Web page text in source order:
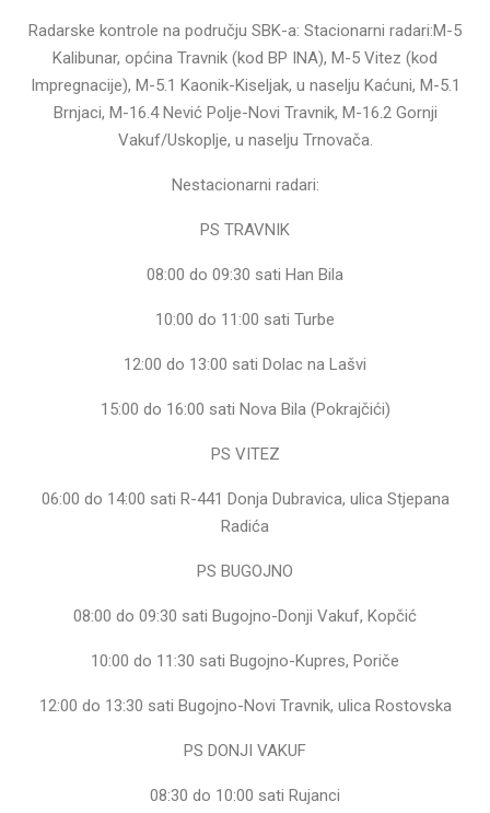
Radarske kontrole na području SBK-a: Stacionarni radari:M-5
Kalibunar, općina Travnik (kod BP INA), M-5 Vitez (kod
Impregnacije), M-5.1 Kaonik-Kiseljak, u naselju Kaćuni, M-5.1
Brnjaci, M-16.4 Nević Polje-Novi Travnik, M-16.2 Gornji
Vakuf/Uskoplje, u naselju Trnovača.
Nestacionarni radari:
PS TRAVNIK
08:00 do 09:30 sati Han Bila
10:00 do 11:00 sati Turbe
12:00 do 13:00 sati Dolac na Lašvi
15:00 do 16:00 sati Nova Bila (Pokrajčići)
PS VITEZ
06:00 do 14:00 sati R-441 Donja Dubravica, ulica Stjepana
Radića
PS BUGOJNO
08:00 do 09:30 sati Bugojno-Donji Vakuf, Kopčić
10:00 do 11:30 sati Bugojno-Kupres, Poriče
12:00 do 13:30 sati Bugojno-Novi Travnik, ulica Rostovska
PS DONJI VAKUF
08:30 do 10:00 sati Rujanci